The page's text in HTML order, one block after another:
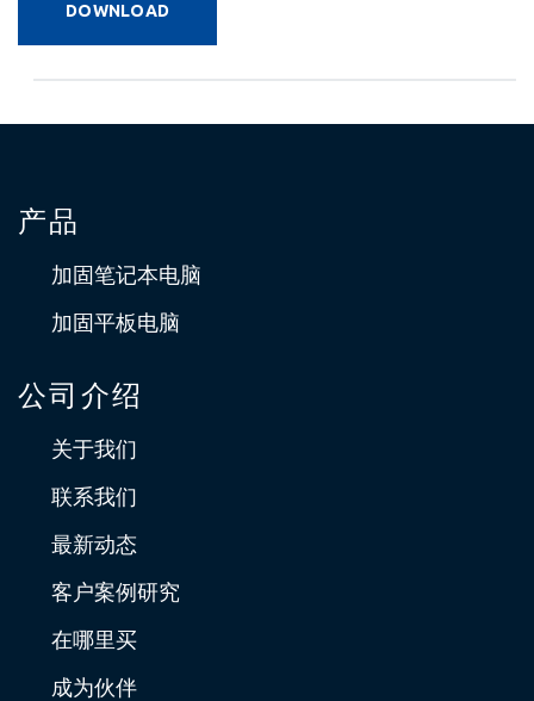
DOWNLOAD
产品
加固笔记本电脑
加固平板电脑
公司介绍
关于我们
联系我们
最新动态
客户案例研究
在哪里买
成为伙伴